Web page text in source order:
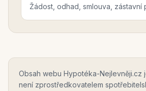
Žádost, odhad, smlouva, zástavní
Obsah webu Hypotéka-Nejlevněji.cz
není zprostředkovatelem